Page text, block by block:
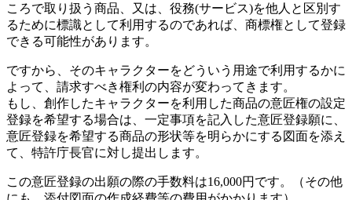
ころで取り扱う商品、又は、役務(サービス)を他人と区別す
るために標識として利用するのであれば、商標権として登録
できる可能性があります。
ですから、そのキャラクターをどういう用途で利用するかに
よって、請求すべき権利の内容が変わってきます。
もし、創作したキャラクターを利用した商品の意匠権の設定
登録を希望する場合は、一定事項を記入した意匠登録願に、
意匠登録を希望する商品の形状等を明らかにする図面を添え
て、特許庁長官に対し提出します。
この意匠登録の出願の際の手数料は16,000円です。（その他